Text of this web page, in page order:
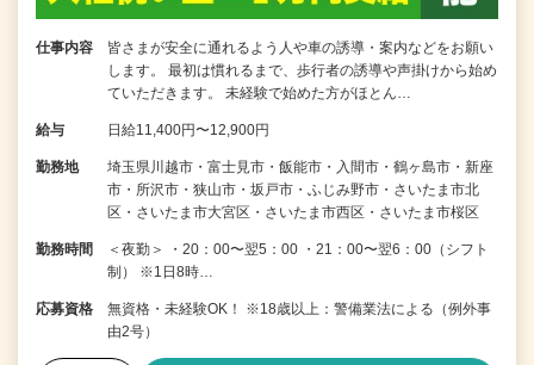
仕事内容
皆さまが安全に通れるよう人や車の誘導・案内などをお願い
します。 最初は慣れるまで、歩行者の誘導や声掛けから始め
ていただきます。 未経験で始めた方がほとん…
給与 日給11,400円〜12,900円
勤務地
埼玉県川越市・富士見市・飯能市・入間市・鶴ヶ島市・新座
市・所沢市・狭山市・坂戸市・ふじみ野市・さいたま市北
区・さいたま市大宮区・さいたま市西区・さいたま市桜区
勤務時間
＜夜勤＞ ・20：00〜翌5：00 ・21：00〜翌6：00（シフト
制） ※1日8時…
応募資格
無資格・未経験OK！ ※18歳以上：警備業法による（例外事
由2号）